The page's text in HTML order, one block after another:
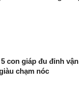
con giáp đu đỉnh
chạm nóc